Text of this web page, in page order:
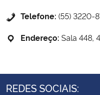
Telefone: (55) 3220-
Endereço: Sala 448,
REDES SOCIAIS: